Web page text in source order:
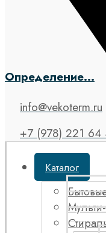
Определение...
info@vekoterm.ru
+7 (978) 221 64
Каталог